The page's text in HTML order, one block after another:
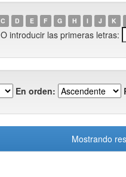
C D E F G H I J K
O introducir las primeras letras:
En orden:
Mostrando